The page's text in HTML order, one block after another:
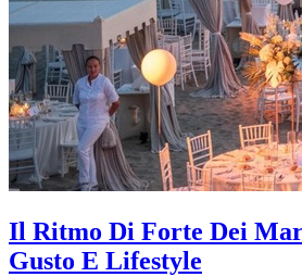
Il Ritmo Di Forte Dei
Gusto E Lifestyle